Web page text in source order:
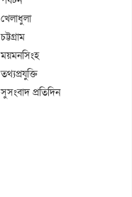
খেলাধুলা
চট্টগ্রাম
ময়মনসিংহ
তথ্যপ্রযুক্তি
সুসংবাদ প্রতিদিন